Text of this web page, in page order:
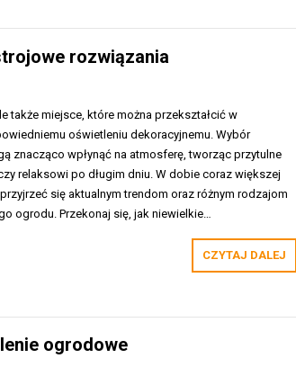
rozwiązania
także miejsce, które można przekształcić w
oświetleniu dekoracyjnemu. Wybór
znacząco wpłynąć na atmosferę, tworząc przytulne
relaksowi po długim dniu. W dobie coraz większej
się aktualnym trendom oraz różnym rodzajom
ogrodu. Przekonaj się, jak niewielkie…
CZYTAJ DALEJ
ogrodowe